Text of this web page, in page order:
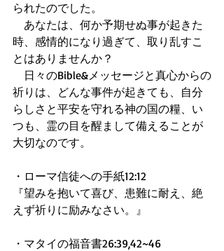
られたのでした。
あなたは、何か予期せぬ事が起きた
時、感情的になり過ぎて、取り乱すこ
とはありませんか？
日々のBible&メッセージと真心からの
祈りは、どんな事件が起きても、自分
らしさと平安を守れる神の国の糧、い
つも、霊の目を醒まして備えることが
大切なのです。
・ローマ信徒への手紙12:12
『望みを抱いて喜び、患難に耐え、絶
えず祈りに励みなさい。』
・マタイの福音書26:39,42~46